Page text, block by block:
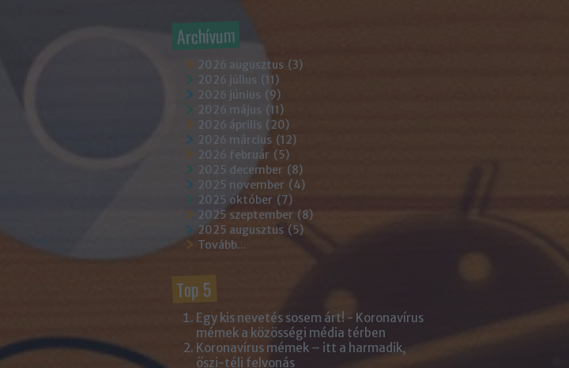
Archívum
2026 augusztus (3)
2026 július (11)
2026 június (9)
2026 május (11)
2026 április (20)
2026 március (12)
2026 február (5)
2025 december (8)
2025 november (4)
2025 október (7)
2025 szeptember (8)
2025 augusztus (5)
Tovább...
Top 5
Egy kis nevetés sosem árt! - Koronavírus
mémek a közösségi média térben
Koronavírus mémek – itt a harmadik,
őszi-téli felvonás